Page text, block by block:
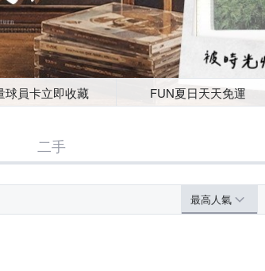
球員卡立即收藏 FUN夏日天天免運
二手
最高人氣